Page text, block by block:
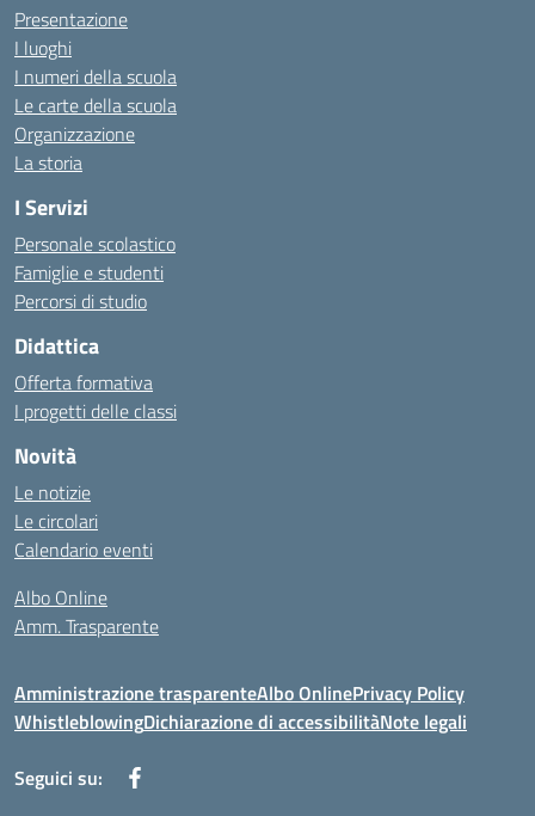
Presentazione
I luoghi
I numeri della scuola
Le carte della scuola
Organizzazione
La storia
I Servizi
Personale scolastico
Famiglie e studenti
Percorsi di studio
Didattica
Offerta formativa
I progetti delle classi
Novità
Le notizie
Le circolari
Calendario eventi
Albo Online
Amm. Trasparente
Amministrazione trasparenteAlbo OnlinePrivacy Policy
WhistleblowingDichiarazione di accessibilitàNote legali
Seguici su: